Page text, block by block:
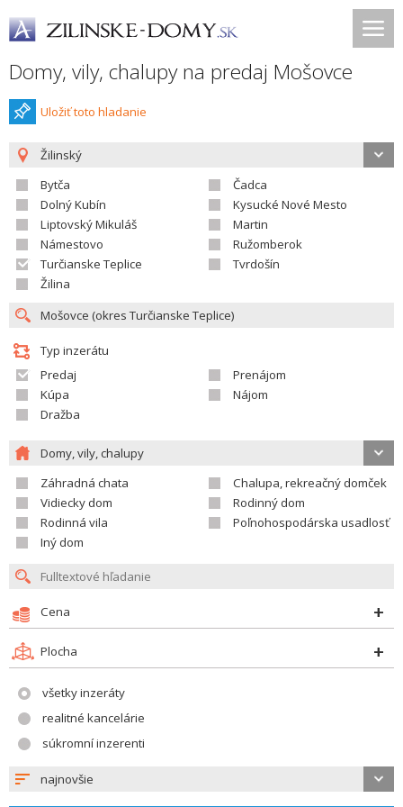
Domy, vily, chalupy na predaj Mošovce
Uložiť toto hladanie
Žilinský
Bytča
Čadca
Dolný Kubín
Kysucké Nové Mesto
Liptovský Mikuláš
Martin
Námestovo
Ružomberok
Turčianske Teplice
Tvrdošín
Žilina
Typ inzerátu
Predaj
Prenájom
Kúpa
Nájom
Dražba
Domy, vily, chalupy
Záhradná chata
Chalupa, rekreačný domček
Vidiecky dom
Rodinný dom
Rodinná vila
Poľnohospodárska usadlosť
Iný dom
Cena
Plocha
všetky inzeráty
realitné kancelárie
súkromní inzerenti
najnovšie